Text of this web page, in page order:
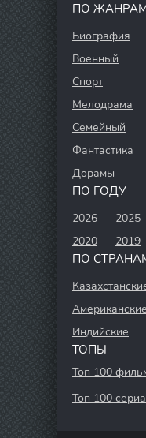
ПО
Биография
Военный
Спорт
Мелодрама
Семейный
Фантастика
Дорамы
ПО ГОДУ
2026 2025
2020
2019
ПО
Американские
Индийские
ТОПЫ
Топ 100
Топ 100